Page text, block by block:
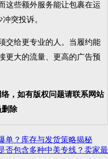
些额外服务能让包裹在运
突投诉。
给更专业的人。当履约能
更大的流量、更高的广告预
，如有版权问题请联系网站
除
单？库存与发货策略揭秘
否包含多种中美专线？卖家最